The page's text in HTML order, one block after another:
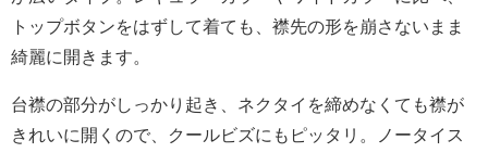
トップボタンをはずして着ても、襟先の形を崩さないまま
綺麗に開きます。
台襟の部分がしっかり起き、ネクタイを締めなくても襟が
きれいに開くので、クールビズにもピッタリ。ノータイス